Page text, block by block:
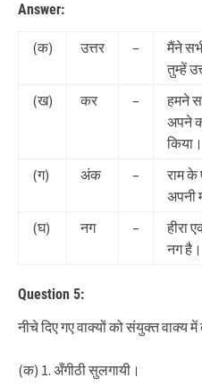
Answer:
(क) उत्तर –
मैंने
तुम्हें
(ख)
कर –
हमने
अपने
किया।
(ग)
अंक –
राम के
अपनी
(घ)
नग –
हीरा
नग है।
Question 5:
नीचे दिए गए वाक्यों को संयुक्त वाक्य
(क) 1. अँगीठी सुलगायी।